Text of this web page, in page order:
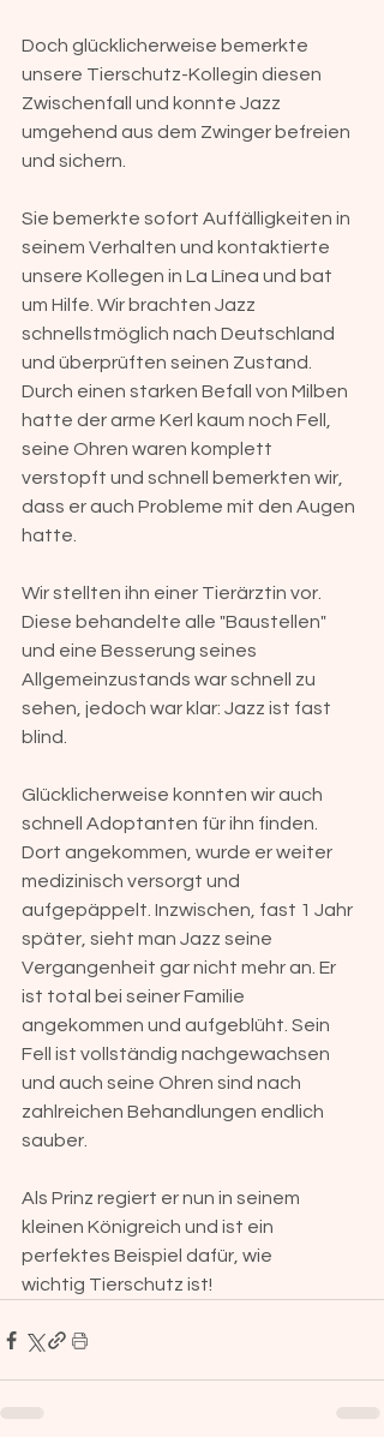
Doch glücklicherweise bemerkte
unsere Tierschutz-Kollegin diesen
Zwischenfall und konnte Jazz
umgehend aus dem Zwinger befreien
und sichern.
Sie bemerkte sofort Auffälligkeiten in
seinem Verhalten und kontaktierte
unsere Kollegen in La Línea und bat
um Hilfe. Wir brachten Jazz
schnellstmöglich nach Deutschland
und überprüften seinen Zustand.
Durch einen starken Befall von Milben
hatte der arme Kerl kaum noch Fell,
seine Ohren waren komplett
verstopft und schnell bemerkten wir,
dass er auch Probleme mit den Augen
hatte.
Wir stellten ihn einer Tierärztin vor.
Diese behandelte alle "Baustellen"
und eine Besserung seines
Allgemeinzustands war schnell zu
sehen, jedoch war klar: Jazz ist fast
blind.
Glücklicherweise konnten wir auch
schnell Adoptanten für ihn finden.
Dort angekommen, wurde er weiter
medizinisch versorgt und
aufgepäppelt. Inzwischen, fast 1 Jahr
später, sieht man Jazz seine
Vergangenheit gar nicht mehr an. Er
ist total bei seiner Familie
angekommen und aufgeblüht. Sein
Fell ist vollständig nachgewachsen
und auch seine Ohren sind nach
zahlreichen Behandlungen endlich
sauber.
Als Prinz regiert er nun in seinem
kleinen Königreich und ist ein
perfektes Beispiel dafür, wie
wichtig Tierschutz ist!